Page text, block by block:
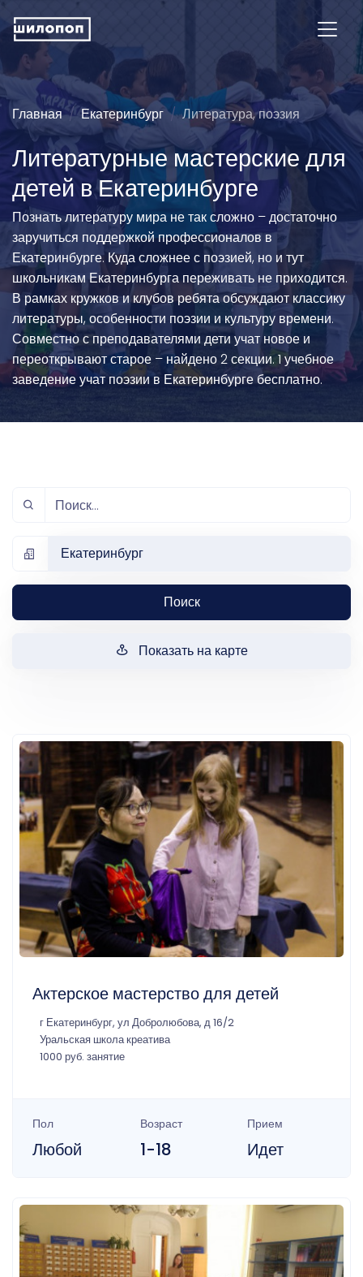
Главная Екатеринбург Литература, поэзия
Литературные мастерские для
детей в Екатеринбурге
Познать литературу мира не так сложно – достаточно
заручиться поддержкой профессионалов в
Екатеринбурге. Куда сложнее с поэзией, но и тут
школьникам Екатеринбурга переживать не приходится.
В рамках кружков и клубов ребята обсуждают классику
литературы, особенности поэзии и культуру времени.
Совместно с преподавателями дети учат новое и
переоткрывают старое – найдено 2 секции. 1 учебное
заведение учат поэзии в Екатеринбурге бесплатно.
Екатеринбург
Поиск
Показать на карте
Актерское мастерство для детей
г Екатеринбург, ул Добролюбова, д 16/2
Уральская школа креатива
1000 руб. занятие
Пол
Любой
Возраст
1-18
Прием
Идет